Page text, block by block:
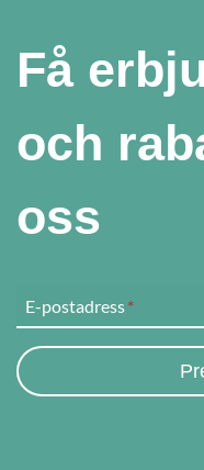
Få
och
oss
E-postadress*